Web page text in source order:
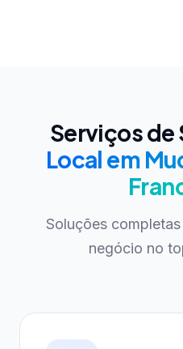
Serviços de
Local em
Soluções
negócio no